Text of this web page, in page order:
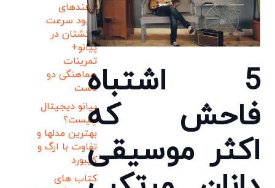
5 اشتباه
فاحش که
اکثر موسیقی
ترفندهای
بهبود سرعت
انگشتان در
پیانو+
تمرینات
هماهنگی دو
دست
پیانو دیجیتال
چیست؟
بهترین مدلها و
تفاوت با ارگ و
کیبورد
کتاب های